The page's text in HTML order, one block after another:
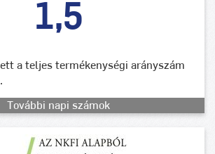
1,5
a teljes termékenységi arányszám
További napi számok